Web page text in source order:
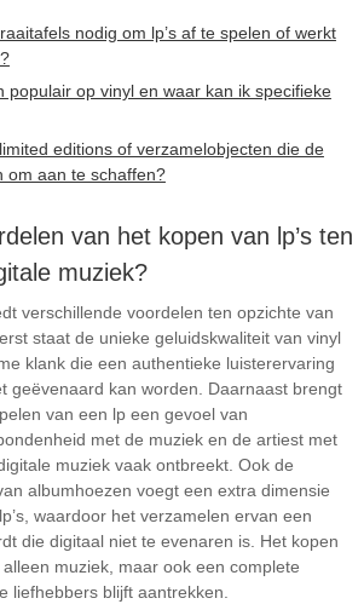
nodig om lp’s af te spelen of werkt
populair op vinyl en waar kan ik specifieke
editions of verzamelobjecten die de
om aan te schaffen?
van het kopen van lp’s ten
muziek?
verschillende voordelen ten opzichte van
staat de unieke geluidskwaliteit van vinyl
klank die een authentieke luisterervaring
geëvenaard kan worden. Daarnaast brengt
van een lp een gevoel van
met de muziek en de artiest met
muziek vaak ontbreekt. Ook de
albumhoezen voegt een extra dimensie
waardoor het verzamelen ervan een
die digitaal niet te evenaren is. Het kopen
alleen muziek, maar ook een complete
liefhebbers blijft aantrekken.